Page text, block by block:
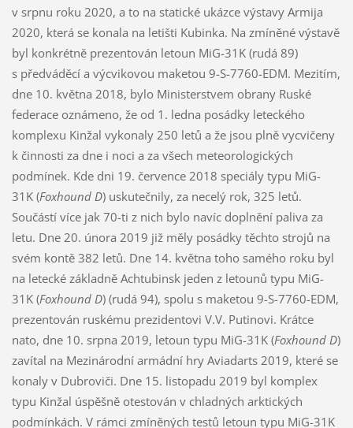
v srpnu roku 2020, a to na statické ukázce výstavy Armija
2020, která se konala na letišti Kubinka. Na zmíněné výstavě
byl konkrétně prezentován letoun MiG-31K (rudá 89)
s předváděcí a výcvikovou maketou 9-S-7760-EDM. Mezitím,
dne 10. května 2018, bylo Ministerstvem obrany Ruské
federace oznámeno, že od 1. ledna posádky leteckého
komplexu Kinžal vykonaly 250 letů a že jsou plně vycvičeny
k činnosti za dne i noci a za všech meteorologických
podmínek. Kde dni 19. července 2018 speciály typu MiG-
31K (Foxhound D) uskutečnily, za necelý rok, 325 letů.
Součástí více jak 70-ti z nich bylo navíc doplnění paliva za
letu. Dne 20. února 2019 již měly posádky těchto strojů na
svém kontě 382 letů. Dne 14. května toho samého roku byl
na letecké základně Achtubinsk jeden z letounů typu MiG-
31K (Foxhound D) (rudá 94), spolu s maketou 9-S-7760-EDM,
prezentován ruskému prezidentovi V.V. Putinovi. Krátce
nato, dne 10. srpna 2019, letoun typu MiG-31K (Foxhound D)
zavítal na Mezinárodní armádní hry Aviadarts 2019, které se
konaly v Dubroviči. Dne 15. listopadu 2019 byl komplex
typu Kinžal úspěšně otestován v chladných arktických
podmínkách. V rámci zmíněných testů letoun typu MiG-31K